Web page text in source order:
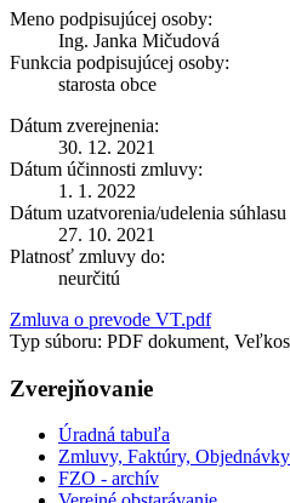
Meno podpisujúcej osoby:
Ing. Janka Mičudová
Funkcia podpisujúcej osoby:
starosta obce
Dátum zverejnenia:
30. 12. 2021
Dátum účinnosti zmluvy:
1. 1. 2022
Dátum uzatvorenia/udelenia
27. 10. 2021
Platnosť zmluvy do:
neurčitú
Zmluva o prevode VT.pdf
Typ súboru: PDF dokument,
Zverejňovanie
Úradná tabuľa
Zmluvy, Faktúry, Objednávky
FZO - archív